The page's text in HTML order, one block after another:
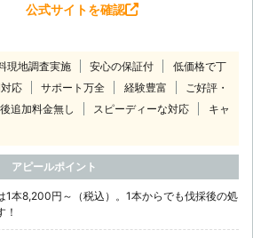
公式サイトを確認
現地調査実施 安心の保証付
低価格で丁
応 サポート万全 経験豊富
ご好評・
追加料金無し スピーディーな対応
キャ
アピールポイント
1本8,200円～（税込）。1本からでも伐採後の処
！